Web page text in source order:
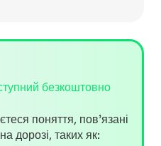
безкоштовно
поняття, пов’язані
дорозі, таких як: